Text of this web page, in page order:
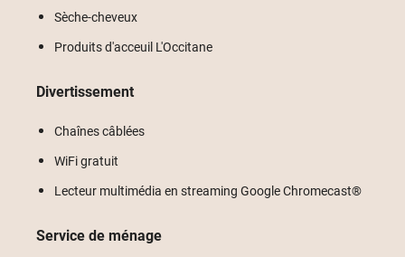
Sèche-cheveux
Produits d'acceuil L'Occitane
Divertissement
Chaînes câblées
WiFi gratuit
Lecteur multimédia en streaming Google Chromecast®
Service de ménage